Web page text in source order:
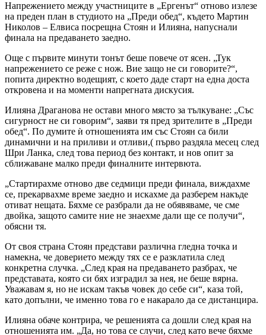
Напрежението между участниците в „Ергенът“ отново излезе
на преден план в студиото на „Преди обед“, където Мартин
Николов – Елвиса посрещна Стоян и Илияна, напуснали
финала на предаването заедно.
Още с първите минути тонът беше повече от ясен. „Тук
напрежението се реже с нож. Вие защо не си говорите?“,
попита директно водещият, с което даде старт на една доста
откровена и на моменти напрегната дискусия.
Илияна Драганова не остави много място за тълкуване: „Със
сигурност не си говорим“, заяви тя пред зрителите в „Преди
обед“. По думите ѝ отношенията им със Стоян са били
динамични и на приливи и отливи,( първо раздяла месец след
Шри Ланка, след това период без контакт, и нов опит за
сближаване малко преди финалните интервюта.
„Стартирахме отново две седмици преди финала, виждахме
се, прекарвахме време заедно и искахме да разберем накъде
отиват нещата. Бяхме се разбрали да не обявяваме, че сме
двойка, защото самите ние не знаехме дали ще се получи“,
обясни тя.
От своя страна Стоян представи различна гледна точка и
намекна, че доверието между тях се е разклатила след
конкретна случка. „След края на предаването разбрах, че
представата, която си бях изградил за нея, не беше вярна.
Уважавам я, но не искам такъв човек до себе си“, каза той,
като допълни, че именно това го е накарало да се дистанцира.
Илияна обаче контрира, че решенията са дошли след края на
отношенията им. „Да, но това се случи, след като вече бяхме